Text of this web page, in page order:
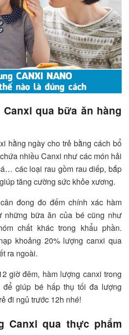
qua bữa ăn hàng
hằng ngày cho trẻ bằng cách bổ
nhiều Canxi như các món hải
các loại rau gồm rau diếp, bắp
tăng cường sức khỏe xương.
đong đo đếm chính xác hàm
những bữa ăn của bé cũng như
chất khác trong khẩu phần.
khoảng 20% lượng canxi qua
ra ngoài.
giờ đêm, hàm lượng canxi trong
để giúp bé hấp thụ tối đa lượng
đi ngủ trước 12h nhé!
Canxi qua thực phẩm